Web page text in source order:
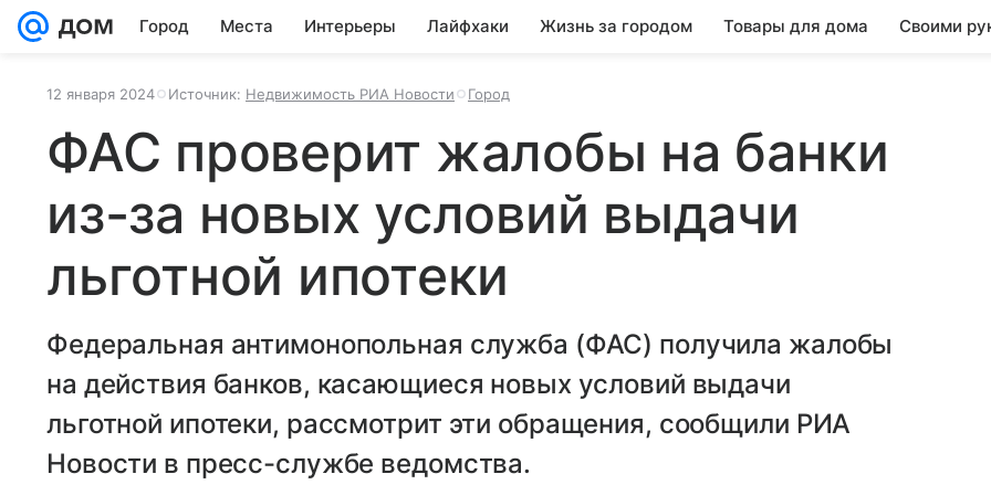
Город Места Интерьеры Лайфхаки Жизнь за городом Товары для дома Своими
12 января 2024 Источник: Недвижимость РИА Новости Город
ФАС проверит жалобы на банки
из-за новых условий выдачи
льготной ипотеки
Федеральная антимонопольная служба (ФАС) получила жалобы
на действия банков, касающиеся новых условий выдачи
льготной ипотеки, рассмотрит эти обращения, сообщили РИА
Новости в пресс-службе ведомства.